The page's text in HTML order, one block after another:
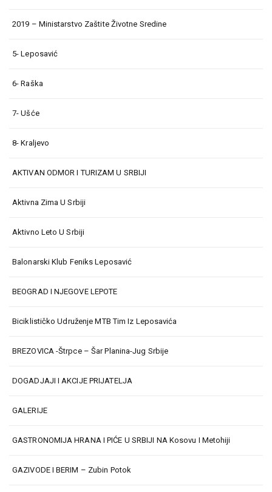
2019 – Ministarstvo Zaštite Životne Sredine
5- Leposavić
6- Raška
7- Ušće
8- Kraljevo
AKTIVAN ODMOR I TURIZAM U SRBIJI
Aktivna Zima U Srbiji
Aktivno Leto U Srbiji
Balonarski Klub Feniks Leposavić
BEOGRAD I NJEGOVE LEPOTE
Biciklističko Udruženje MTB Tim Iz Leposavića
BREZOVICA -Štrpce – Šar Planina-Jug Srbije
DOGADJAJI I AKCIJE PRIJATELJA
GALERIJE
GASTRONOMIJA HRANA I PIĆE U SRBIJI NA Kosovu I Metohiji
GAZIVODE I BERIM – Zubin Potok